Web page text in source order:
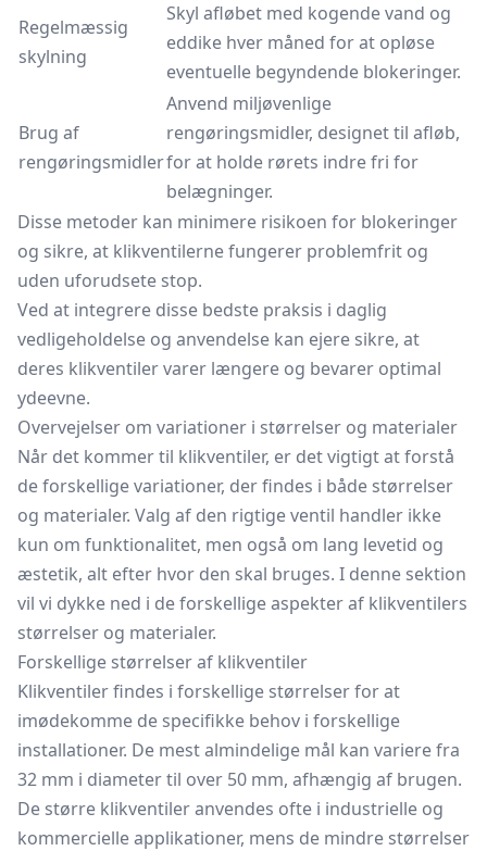
Regelmæssig
skylning
Skyl afløbet med kogende vand og
eddike hver måned for at opløse
eventuelle begyndende blokeringer.
Brug af
rengøringsmidler
Anvend miljøvenlige
rengøringsmidler, designet til afløb,
for at holde rørets indre fri for
belægninger.
Disse metoder kan minimere risikoen for blokeringer
og sikre, at klikventilerne fungerer problemfrit og
uden uforudsete stop.
Ved at integrere disse bedste praksis i daglig
vedligeholdelse og anvendelse kan ejere sikre, at
deres klikventiler varer længere og bevarer optimal
ydeevne.
Overvejelser om variationer i størrelser og materialer
Når det kommer til klikventiler, er det vigtigt at forstå
de forskellige variationer, der findes i både størrelser
og materialer. Valg af den rigtige ventil handler ikke
kun om funktionalitet, men også om lang levetid og
æstetik, alt efter hvor den skal bruges. I denne sektion
vil vi dykke ned i de forskellige aspekter af klikventilers
størrelser og materialer.
Forskellige størrelser af klikventiler
Klikventiler findes i forskellige størrelser for at
imødekomme de specifikke behov i forskellige
installationer. De mest almindelige mål kan variere fra
32 mm i diameter til over 50 mm, afhængig af brugen.
De større klikventiler anvendes ofte i industrielle og
kommercielle applikationer, mens de mindre størrelser